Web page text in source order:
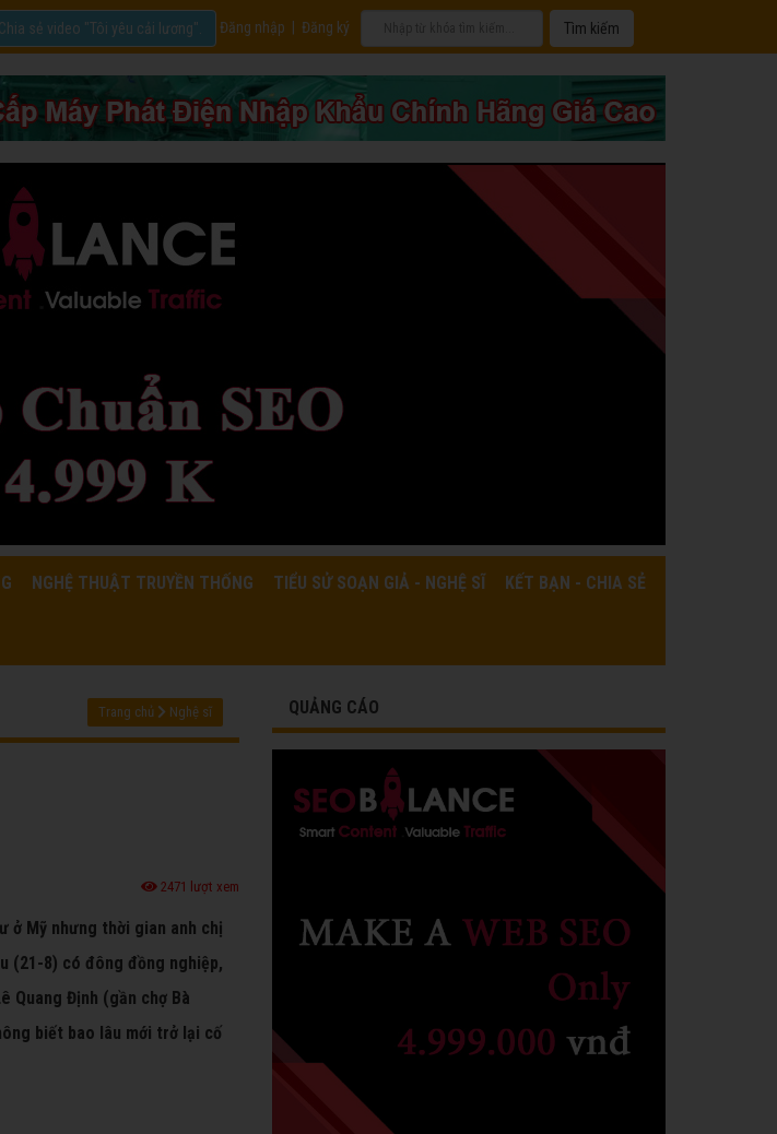
Đăng nhập Đăng ký
Chia sẻ video "Tôi yêu cải lương".
NGHỆ THUẬT TRUYỀN THỐNG TIỂU SỬ SOẠN GIẢ - NGHỆ SĨ KẾT BẠN - CHIA SẺ
Trang chủ Nghệ sĩ
2471 lượt xem
ở Mỹ nhưng thời gian anh chị
(21-8) có đông đồng nghiệp,
Quang Định (gần chợ Bà
biết bao lâu mới trở lại cố
QUẢNG CÁO